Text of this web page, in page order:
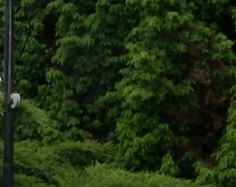
Nyomtatványok
Kerkabarabás
Térkép
Választások